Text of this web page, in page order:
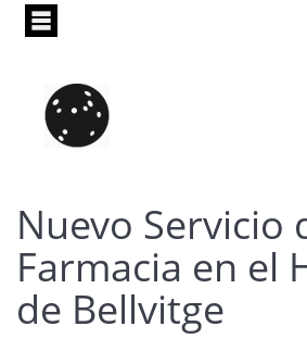
Pasar
principal
Nuevo Servicio
Farmacia en el
de Bellvitge